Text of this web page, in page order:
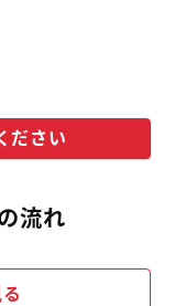
ださい
流れ